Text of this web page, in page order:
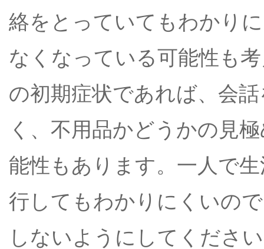
絡をとっていてもわかり
なくなっている可能性も
の初期症状であれば、会
く、不用品かどうかの見
能性もあります。一人で
行してもわかりにくいの
しないようにしてくださ